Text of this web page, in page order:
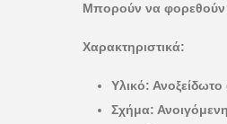
Μπορούν να φορεθούν
Χαρακτηριστικά:
Υλικό: Ανοξείδωτο
Σχήμα: